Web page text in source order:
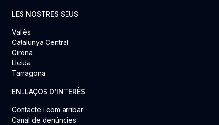
LES NOSTRES SEUS
Vallès
Catalunya Central
Girona
Lleida
Tarragona
ENLLAÇOS D’INTERÈS
Contacte i com arribar
Canal de denúncies